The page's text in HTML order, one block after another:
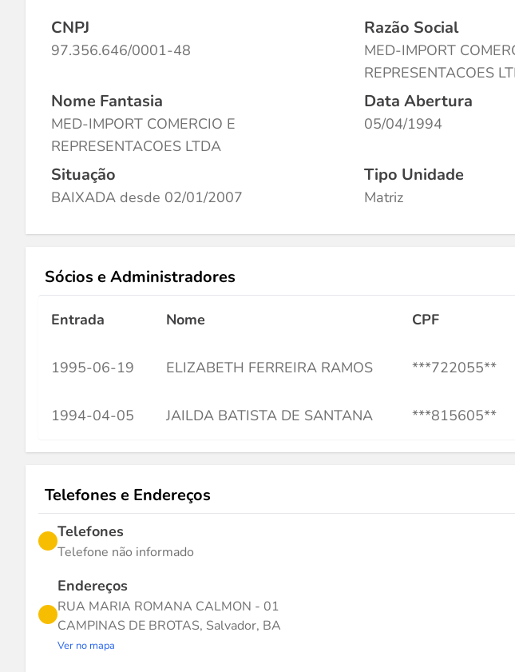
CNPJ
97.356.646/0001-48
Razão Social
MED-IMPORT
REPRESENTACOES
Nome Fantasia
MED-IMPORT COMERCIO E
REPRESENTACOES LTDA
Data Abertura
05/04/1994
Situação
BAIXADA desde 02/01/2007
Tipo Unidade
Matriz
Sócios e Administradores
Entrada Nome CPF
1995-06-19 ELIZABETH FERREIRA RAMOS ***722055**
1994-04-05 JAILDA BATISTA DE SANTANA ***815605**
Telefones e Endereços
Telefones
Telefone não informado
Endereços
RUA MARIA ROMANA CALMON - 01
CAMPINAS DE BROTAS, Salvador, BA
Ver no mapa